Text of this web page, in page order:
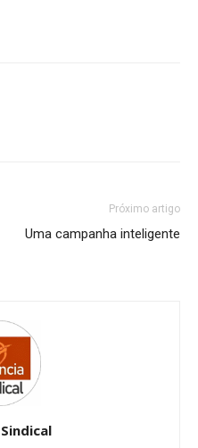
Próximo artigo
Uma campanha inteligente